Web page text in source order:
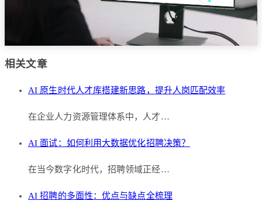
相关文章
AI 原生时代人才库搭建新思路，提升人岗匹配效率
在企业人力资源管理体系中，人才…
AI 面试：如何利用大数据优化招聘决策？
在当今数字化时代，招聘领域正经…
AI 招聘的多面性：优点与缺点全梳理